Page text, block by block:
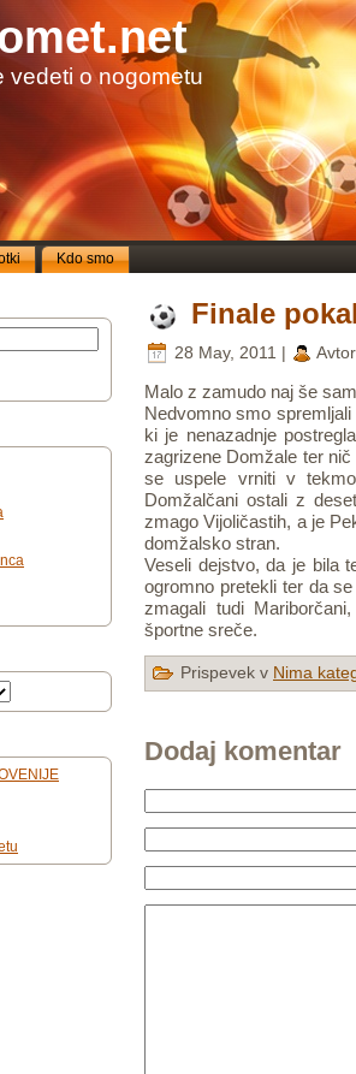
vedeti o nogometu
Kdo smo
Finale
28 May, 2011 |
Malo z zamudo naj še
Nedvomno smo
ki je nenazadnje
zagrizene Domžale ter
se uspele vrniti v
Domžalčani ostali z
zmago Vijoličastih, a je
domžalsko stran.
Veseli dejstvo, da je bila
ogromno pretekli ter da
zmagali tudi
športne sreče.
Prispevek v Nima
Dodaj komentar